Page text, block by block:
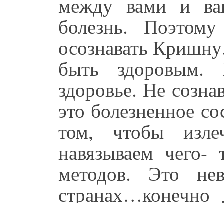
болезнь.
осознавать
быть здоровым.
здоровье. Не
это болезненное
том, чтобы
навязываем чего-
методов. Это